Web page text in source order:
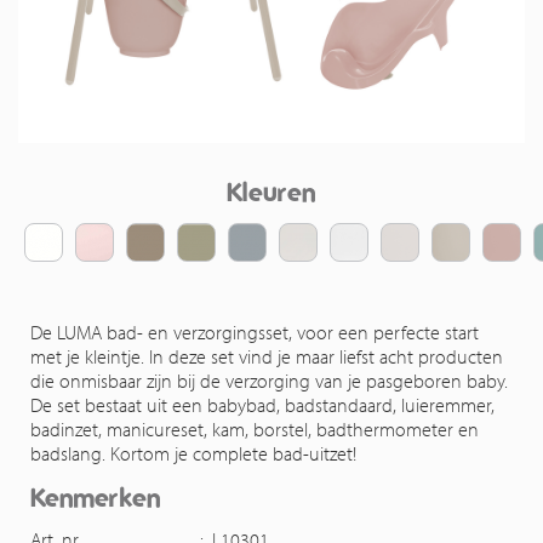
Kleuren
De LUMA bad- en verzorgingsset, voor een perfecte start
met je kleintje. In deze set vind je maar liefst acht producten
die onmisbaar zijn bij de verzorging van je pasgeboren baby.
De set bestaat uit een babybad, badstandaard, luieremmer,
badinzet, manicureset, kam, borstel, badthermometer en
badslang. Kortom je complete bad-uitzet!
Kenmerken